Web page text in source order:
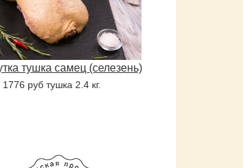
тушка самец (селезень)
1776 руб тушка 2.4 кг.